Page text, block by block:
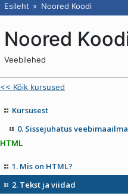
Esileht Noored Koodi
Noored
Veebilehed
<< Kõik kursused
Kursusest
0. Sissejuhatus veebimaailma
HTML
1. Mis on HTML?
2. Tekst ja viidad